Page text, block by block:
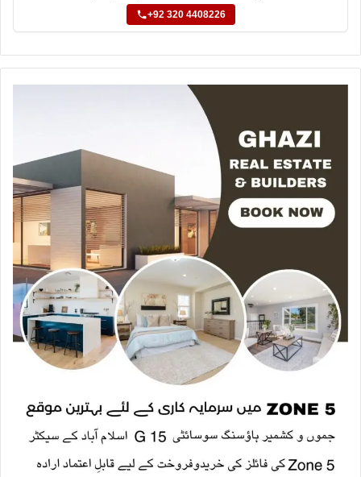
+92 320 4408226